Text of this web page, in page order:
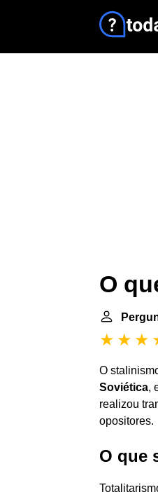
O
O
Soviética,
realizou
opositores.
O que